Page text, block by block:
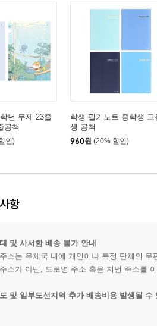
년 무제 23줄
공책
인)
학생 필기노트 중학생 고
생 공책
960원 (20% 할인)
항
및 사서함 배송 불가 안내
소는 우체국 내에 개인이나 특정 단체의
소가 아닌, 도로명 주소 혹은 지번 주소를
및 일부도선지역 추가 배송비용 발생될 수